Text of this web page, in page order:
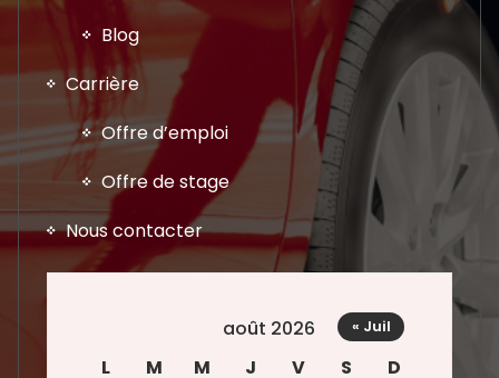
Blog
Carrière
Offre d’emploi
Offre de stage
Nous contacter
août 2026
L
M M J V S D
« Juil